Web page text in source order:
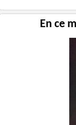
En ce